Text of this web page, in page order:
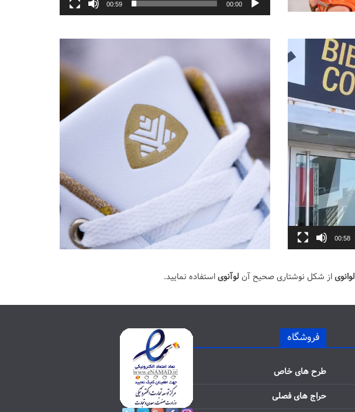
00:00
00:59
00:58
لوانویاز شکل نوشتاری صحیح آن لوآنویاستفاده نمایید.
فروشگاه
طرح های خاص
حراج های فصلی